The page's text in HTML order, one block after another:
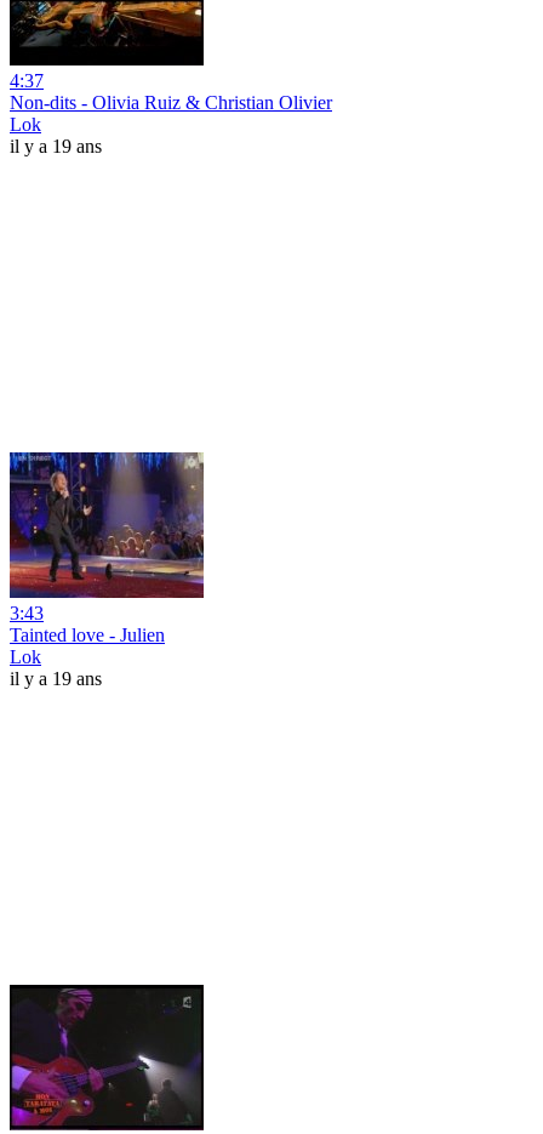
4:37
Non-dits - Olivia Ruiz & Christian Olivier
Lok
il y a 19 ans
3:43
Tainted love - Julien
Lok
il y a 19 ans